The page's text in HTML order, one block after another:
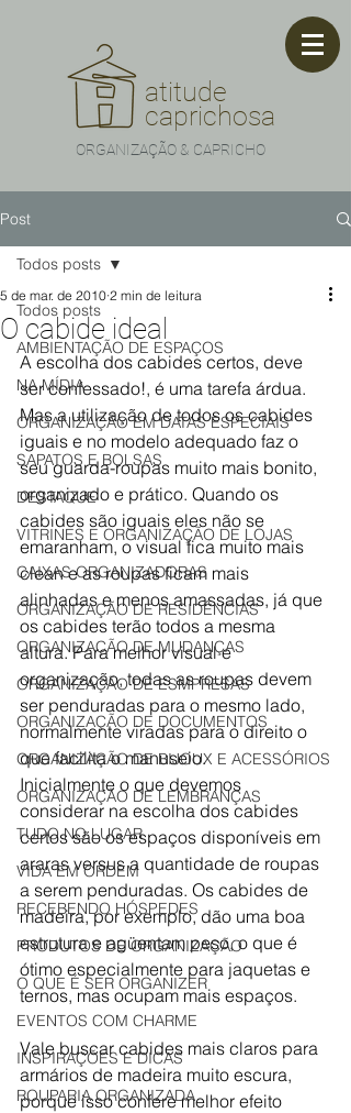
atitude
caprichosa
ORGANIZAÇÃO & CAPRICHO
Post
Todos posts
AMBIENTAÇÃO DE ESPAÇOS
NA MÍDIA
ORGANIZAÇÃO EM DATAS ESPECIAIS
SAPATOS E BOLSAS
DESTAQUE
VITRINES E ORGANIZAÇÃO DE LOJAS
CAIXAS ORGANIZADORAS
ORGANIZAÇÃO DE RESIDÊNCIAS
ORGANIZAÇÃO DE MUDANÇAS
ORGANIZAÇÃO DE ESMPRESAS
ORGANIZAÇÃO DE DOCUMENTOS
ORGANIZAÇÃO DE BIJOUX E ACESSÓRIOS
ORGANIZAÇÃO DE LEMBRANÇAS
TUDO NO LUGAR
VIDA EM ORDEM
RECEBENDO HÓSPEDES
PRODUTOS DE ORGANIZAÇÃO
O QUE É SER ORGANIZER
EVENTOS COM CHARME
INSPIRAÇÕES E DICAS
ROUPARIA ORGANIZADA
Todos posts
O cabide ideal
5 de mar. de 2010 2 min de leitura
A escolha dos cabides certos, deve
ser confessado!, é uma tarefa árdua.
Mas a utilização de todos os cabides
iguais e no modelo adequado faz o
seu guarda-roupas muito mais bonito,
organizado e prático. Quando os
cabides são iguais eles não se
emaranham, o visual fica muito mais
clean e as roupas ficam mais
alinhadas e menos amassadas, já que
os cabides terão todos a mesma
altura. Para melhor visual e
organização, todas as roupas devem
ser penduradas para o mesmo lado,
normalmente viradas para o direito o
que facilita o manuseio.
Inicialmente o que devemos
considerar na escolha dos cabides
certos são os espaços disponíveis em
araras versus a quantidade de roupas
a serem penduradas. Os cabides de
madeira, por exemplo, dão uma boa
estrutura e agüentam peso, o que é
ótimo especialmente para jaquetas e
ternos, mas ocupam mais espaços.
Vale buscar cabides mais claros para
armários de madeira muito escura,
porque isso confere melhor efeito